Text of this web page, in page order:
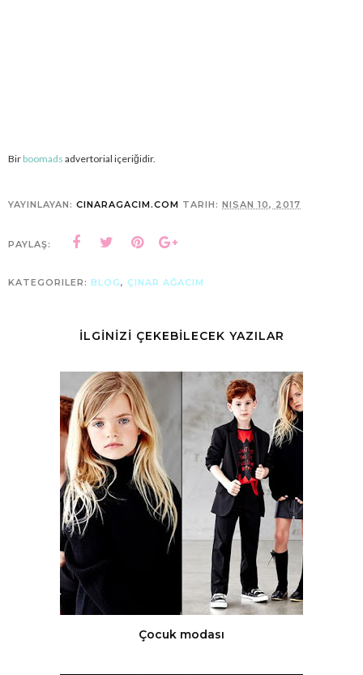
Bir boomads advertorial içeriğidir.
YAYINLAYAN: CINARAGACIM.COM TARIH: NISAN 10, 2017
PAYLAŞ:
KATEGORILER: BLOG, ÇINAR AĞACIM
İLGİNİZİ ÇEKEBİLECEK YAZILAR
Çocuk modası